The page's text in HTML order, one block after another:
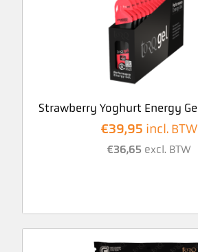
Strawberry Yoghurt Energy
€39,95 incl. BTW
€36,65 excl. BTW